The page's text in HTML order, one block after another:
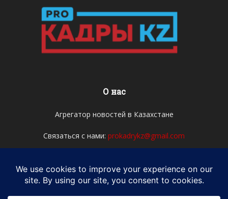
О нас
Агрегатор новостей в Казахстане
Связаться с нами: prokadrykz@gmail.com
Мы в соцсетях